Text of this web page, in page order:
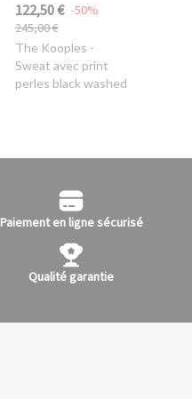
122,50 €
245,00 €
-50%
The Kooples -
Sweat avec print
perles black washed
Paiement en ligne sécurisé
Qualité garantie